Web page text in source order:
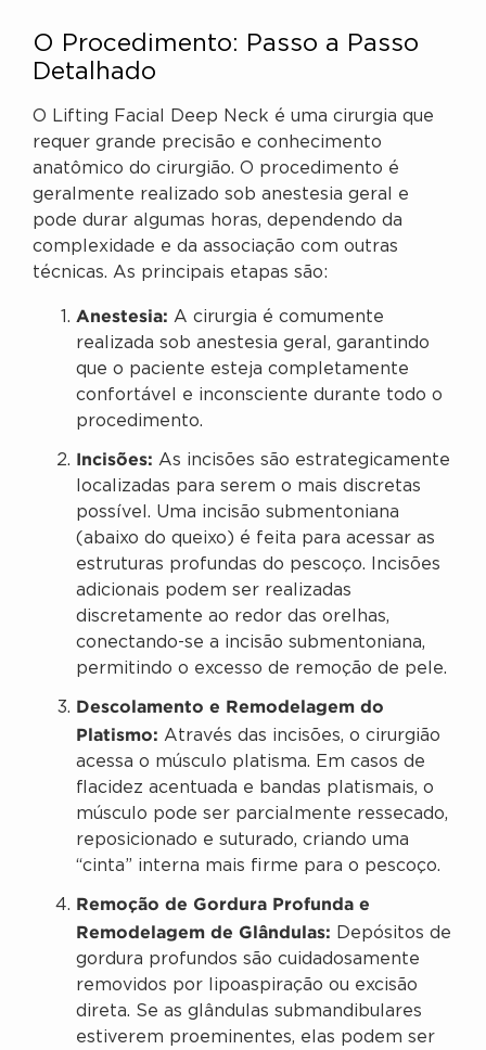
O Procedimento: Passo a Passo
Detalhado
O Lifting Facial Deep Neck é uma cirurgia que
requer grande precisão e conhecimento
anatômico do cirurgião. O procedimento é
geralmente realizado sob anestesia geral e
pode durar algumas horas, dependendo da
complexidade e da associação com outras
técnicas. As principais etapas são:
Anestesia: A cirurgia é comumente
realizada sob anestesia geral, garantindo
que o paciente esteja completamente
confortável e inconsciente durante todo o
procedimento.
Incisões: As incisões são estrategicamente
localizadas para serem o mais discretas
possível. Uma incisão submentoniana
(abaixo do queixo) é feita para acessar as
estruturas profundas do pescoço. Incisões
adicionais podem ser realizadas
discretamente ao redor das orelhas,
conectando-se a incisão submentoniana,
permitindo o excesso de remoção de pele.
Descolamento e Remodelagem do
Platismo: Através das incisões, o cirurgião
acessa o músculo platisma. Em casos de
flacidez acentuada e bandas platismais, o
músculo pode ser parcialmente ressecado,
reposicionado e suturado, criando uma
“cinta” interna mais firme para o pescoço.
Remoção de Gordura Profunda e
Remodelagem de Glândulas: Depósitos de
gordura profundos são cuidadosamente
removidos por lipoaspiração ou excisão
direta. Se as glândulas submandibulares
estiverem proeminentes, elas podem ser